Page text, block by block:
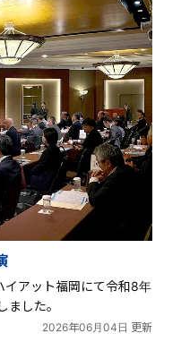
アット福岡にて令和8年
した。
2026年06月04日 更新